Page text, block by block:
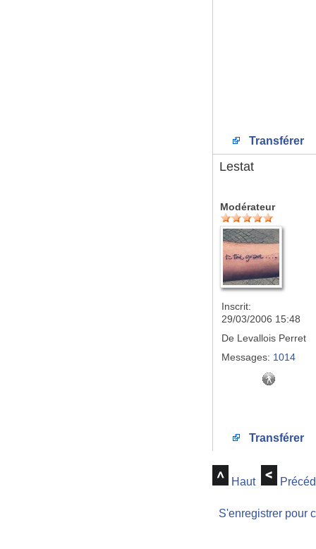
Transférer
Lestat
Modérateur
Inscrit:
29/03/2006 15:48
De Levallois Perret
Messages: 1014
Transférer
Haut
S'enregistrer pour